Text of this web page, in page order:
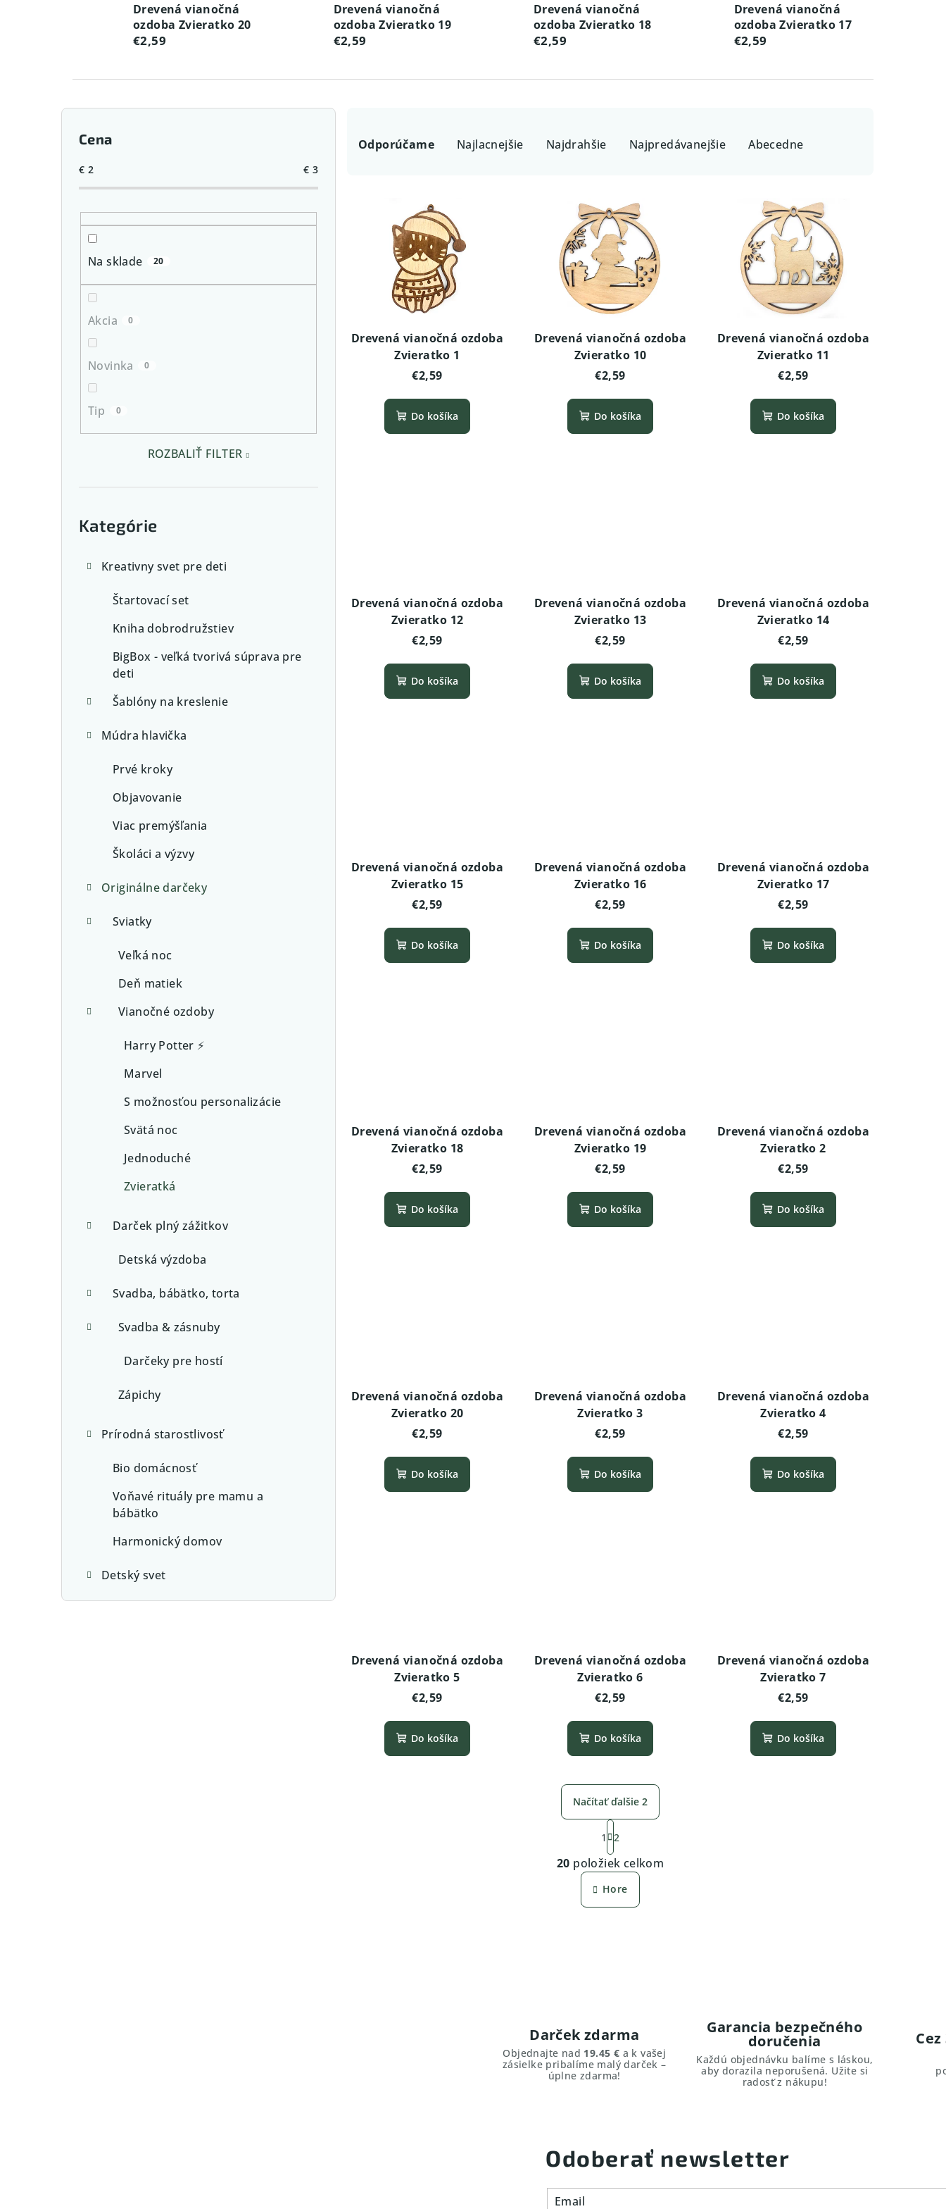
Drevená vianočná
ozdoba Zvieratko 20
€2,59
Drevená vianočná
ozdoba Zvieratko 19
€2,59
Drevená vianočná
ozdoba Zvieratko 18
€2,59
Drevená vianočná
ozdoba Zvieratko 17
€2,59
B
Cena
€ 2 € 3
Na sklade 20
Akcia 0
Novinka 0
Tip 0
ROZBALIŤ FILTER
Kategórie
Kreativny svet pre deti
Štartovací set
Kniha dobrodružstiev
BigBox - veľká tvorivá súprava pre
deti
Šablóny na kreslenie
Múdra hlavička
Prvé kroky
Objavovanie
Viac premýšľania
Školáci a výzvy
Originálne darčeky
Sviatky
Veľká noc
Deň matiek
Vianočné ozdoby
Harry Potter ⚡
Marvel
S možnosťou personalizácie
Svätá noc
Jednoduché
Zvieratká
Darček plný zážitkov
Detská výzdoba
Svadba, bábätko, torta
Svadba & zásnuby
Darčeky pre hostí
Zápichy
Prírodná starostlivosť
Bio domácnosť
Voňavé rituály pre mamu a
bábätko
Harmonický domov
Detský svet
a
r
Odporúčame Najlacnejšie Najdrahšie Najpredávanejšie Abecedne
p
Drevená vianočná ozdoba
Zvieratko 1
€2,59
Do košíka
Drevená vianočná ozdoba
Zvieratko 10
€2,59
Do košíka
Drevená vianočná ozdoba
Zvieratko 11
€2,59
Do košíka
Drevená vianočná ozdoba
Zvieratko 12
€2,59
Do košíka
Drevená vianočná ozdoba
Zvieratko 13
€2,59
Do košíka
Drevená vianočná ozdoba
Zvieratko 14
€2,59
Do košíka
Drevená vianočná ozdoba
Zvieratko 15
€2,59
Do košíka
Drevená vianočná ozdoba
Zvieratko 16
€2,59
Do košíka
Drevená vianočná ozdoba
Zvieratko 17
€2,59
Do košíka
Drevená vianočná ozdoba
Zvieratko 18
€2,59
Do košíka
Drevená vianočná ozdoba
Zvieratko 19
€2,59
Do košíka
Drevená vianočná ozdoba
Zvieratko 2
€2,59
Do košíka
Drevená vianočná ozdoba
Zvieratko 20
€2,59
Do košíka
Drevená vianočná ozdoba
Zvieratko 3
€2,59
Do košíka
Drevená vianočná ozdoba
Zvieratko 4
€2,59
Do košíka
Drevená vianočná ozdoba
Zvieratko 5
€2,59
Do košíka
Drevená vianočná ozdoba
Zvieratko 6
€2,59
Do košíka
Drevená vianočná ozdoba
Zvieratko 7
€2,59
Do košíka
O
v
l
á
p
r
v
ý
p
i
Načítať ďalšie 2
S
t
r
á
n
k
1 2
20 položiek celkom
Hore
Darček zdarma
Objednajte nad 19.45 € a k vašej
zásielke pribalíme malý darček –
úplne zdarma!
Garancia bezpečného
doručenia
Každú objednávku balíme s láskou,
aby dorazila neporušená. Užite si
radosť z nákupu!
Odoberať newsletter
Email